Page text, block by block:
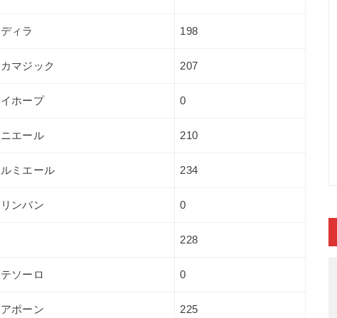
ィラ 198
マジック 207
ホープ 0
エール 210
ミエール 234
ンバン 0
228
ソーロ 0
ポーン 225